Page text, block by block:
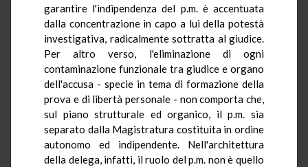
garantire l'indipendenza del p.m. è accentuata
dalla concentrazione in capo a lui della potestà
investigativa, radicalmente sottratta al giudice.
Per altro verso, l'eliminazione di ogni
contaminazione funzionale tra giudice e organo
dell'accusa - specie in tema di formazione della
prova e di libertà personale - non comporta che,
sul piano strutturale ed organico, il p.m. sia
separato dalla Magistratura costituita in ordine
autonomo ed indipendente. Nell'architettura
della delega, infatti, il ruolo del p.m. non è quello